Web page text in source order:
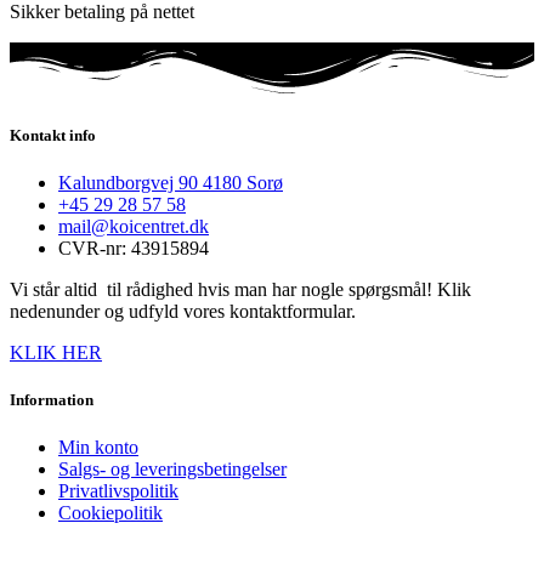
Sikker betaling på nettet
Kontakt info
Kalundborgvej 90 4180 Sorø
+45 29 28 57 58
mail@koicentret.dk
CVR-nr: 43915894
Vi står altid til rådighed hvis man har nogle spørgsmål! Klik
nedenunder og udfyld vores kontaktformular.
KLIK HER
Information
Min konto
Salgs- og leveringsbetingelser
Privatlivspolitik
Cookiepolitik